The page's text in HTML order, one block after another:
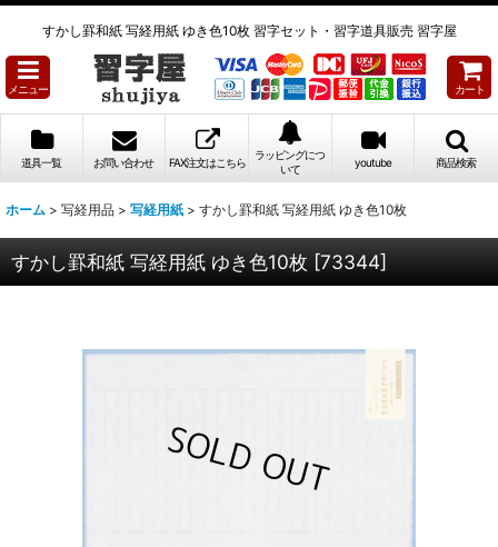
すかし罫和紙 写経用紙 ゆき色10枚 習字セット・習字道具販売 習字屋
メニュー カート
道具一覧 お問い合わせ FAX注文はこちら
ラッピングにつ
いて
youtube 商品検索
ホーム > 写経用品 > 写経用紙 > すかし罫和紙 写経用紙 ゆき色10枚
すかし罫和紙 写経用紙 ゆき色10枚 [73344]